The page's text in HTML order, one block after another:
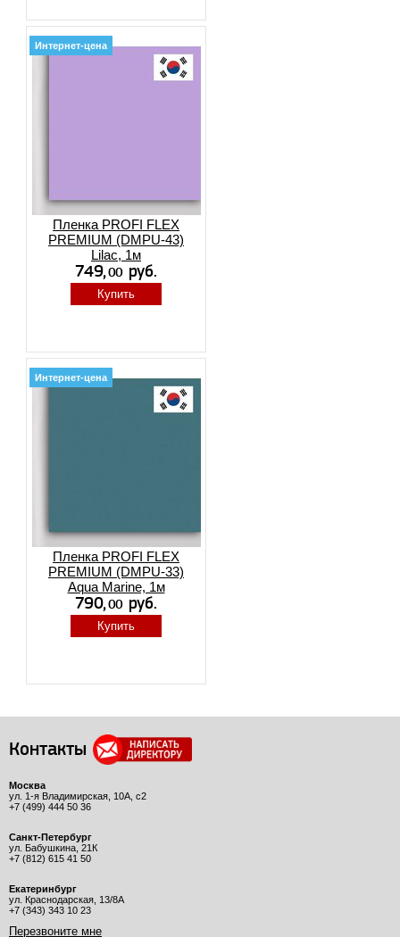
Интернет-цена
Пленка PROFI FLEX
PREMIUM (DMPU-43)
Lilac, 1м
Купить
Интернет-цена
Пленка PROFI FLEX
PREMIUM (DMPU-33)
Aqua Marine, 1м
Купить
Контакты
Москва
ул. 1-я Владимирская, 10А, с2
+7 (499) 444 50 36
Санкт-Петербург
ул. Бабушкина, 21К
+7 (812) 615 41 50
Екатеринбург
ул. Краснодарская, 13/8А
+7 (343) 343 10 23
Перезвоните мне